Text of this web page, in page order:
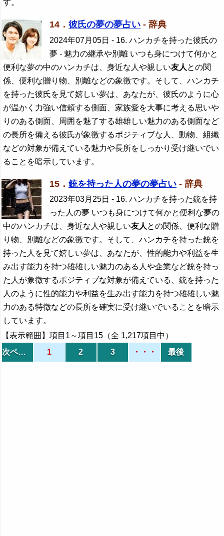
す。
14． 彼氏の夢の夢占い - 辞典
2024年07月05日 - 16. ハンカチを持った彼氏の
夢 - 魅力の継承や別離 いつも身につけて何かと
便利な夢の中のハンカチは、身近な人や親しい友人 との関
係、便利な贈り物、別離などの象徴です。そして、ハンカチ
を持った彼氏を見て嬉しい夢は、あなたが、彼氏のように心
が温かく力強い信頼する側面、家族愛を大事に考える思いや
りのある側面、周囲を魅了する雄雄しい魅力のある側面など
の長所を備える彼氏が象徴するポジティブな人、動物、組織
などの対象が備えている魅力や長所をしっかり受け継いでい
ることを暗示しています。
15． 銃を持った人の夢の夢占い - 辞典
2023年03月25日 - 16. ハンカチを持った銃を持
った人の夢 いつも身につけて何かと便利な夢の
中のハンカチは、身近な人や親しい友人 との関係、便利な贈
り物、別離などの象徴です。そして、ハンカチを持った銃を
持った人を見て嬉しい夢は、あなたが、性的能力や利益を生
み出す能力を持つ雄雄しい魅力のある人や企業など銃を持っ
た人が象徴するポジティブな対象が備えている、銃を持った
人のように性的能力や利益を生み出す能力を持つ雄雄しい魅
力のある特徴などの長所を確実に受け継いでいることを暗示
しています。
【表示範囲】項目1～項目15（全 1,217項目中）
次ページ
1 2 3 ・・・ 最後